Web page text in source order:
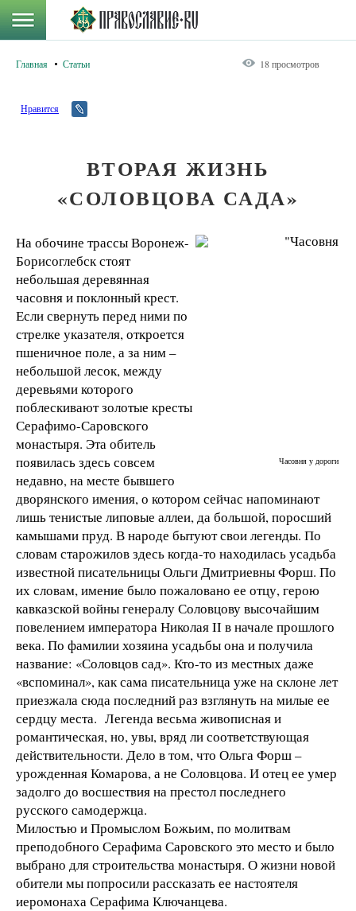
Главная Статьи 18 просмотров
Нравится
ВТОРАЯ ЖИЗНЬ
«СОЛОВЦОВА САДА»
Часовня у дороги
На обочине трассы Воронеж-
Борисоглебск стоят
небольшая деревянная
часовня и поклонный крест.
Если свернуть перед ними по
стрелке указателя, откроется
пшеничное поле, а за ним –
небольшой лесок, между
деревьями которого
поблескивают золотые кресты
Серафимо-Саровского
монастыря. Эта обитель
появилась здесь совсем
недавно, на месте бывшего
дворянского имения, о котором сейчас напоминают
лишь тенистые липовые аллеи, да большой, поросший
камышами пруд. В народе бытуют свои легенды. По
словам старожилов здесь когда-то находилась усадьба
известной писательницы Ольги Дмитриевны Форш. По
их словам, имение было пожаловано ее отцу, герою
кавказской войны генералу Соловцову высочайшим
повелением императора Николая II в начале прошлого
века. По фамилии хозяина усадьбы она и получила
название: «Соловцов сад». Кто-то из местных даже
«вспоминал», как сама писательница уже на склоне лет
приезжала сюда последний раз взглянуть на милые ее
сердцу места. Легенда весьма живописная и
романтическая, но, увы, вряд ли соответствующая
действительности. Дело в том, что Ольга Форш –
урожденная Комарова, а не Соловцова. И отец ее умер
задолго до восшествия на престол последнего
русского самодержца.
Милостью и Промыслом Божьим, по молитвам
преподобного Серафима Саровского это место и было
выбрано для строительства монастыря. О жизни новой
обители мы попросили рассказать ее настоятеля
иеромонаха Серафима Ключанцева.